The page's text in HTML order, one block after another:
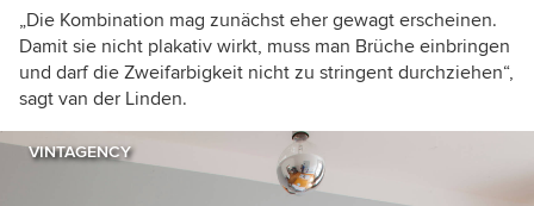
„Die Kombination mag zunächst eher gewagt erscheinen.
Damit sie nicht plakativ wirkt, muss man Brüche einbringen
und darf die Zweifarbigkeit nicht zu stringent durchziehen“,
sagt van der Linden.
VINTAGENCY